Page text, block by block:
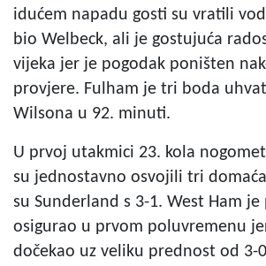
idućem napadu gosti su vratili
bio Welbeck, ali je gostujuća
vijeka jer je pogodak poništen
provjere. Fulham je tri boda
Wilsona u 92. minuti.
U prvoj utakmici 23. kola
su jednostavno osvojili tri
su Sunderland s 3-1. West Ham
osigurao u prvom poluvremenu
dočekao uz veliku prednost od 3-